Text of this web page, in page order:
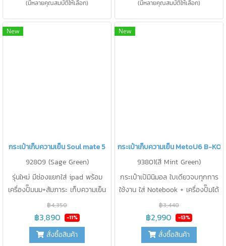
(มีหลายคุณสมบัติให้เลือก) (มีหลายคุณสมบัติให้เลือก)
New
กระเป๋าเก็บความเย็น Soul mate 5
92809 (Sage Green)
รุ่นใหม่ มีช่องแยกใส่ ipad พร้อม
เครื่องปั๊มนม+สัมภาระ เก็บความเย็น
< 15 องศา นาน 20 ชม. แยกกระเป๋า
ออกได้เป็น 2 ใบ ถือ/ สะพายหลัง/
สะพายข้างได้ ช่องเก็บของ ถึง 12
ช่อง
฿4,350
฿3,890 -11%
สั่งซื้อสินค้า
New
กระเป๋าเก็บความเย็น MetoU6 B-
93801(สี Mint Green)
กระเป๋าเป้มินิมอล ใบเดียวจบทุกการ
ใช้งาน ใส่ Notebook + เครื่องปั๊มได้
ทุกรุ่น จุขวดนม 8 oz ได้ 4 ขวด
พร้อมกระเป๋าเก็บความเย็นด้านใน
เก็บความเย็น < 15 องศา นาน 22
ชม.
฿3,440
฿2,990 -13%
สั่งซื้อสินค้า